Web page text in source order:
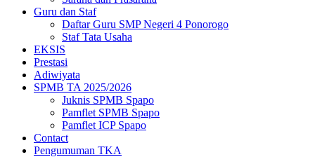
Guru dan Staf
Daftar Guru SMP Negeri 4 Ponorogo
Staf Tata Usaha
EKSIS
Prestasi
Adiwiyata
SPMB TA 2025/2026
Juknis SPMB Spapo
Pamflet SPMB Spapo
Pamflet ICP Spapo
Contact
Pengumuman TKA